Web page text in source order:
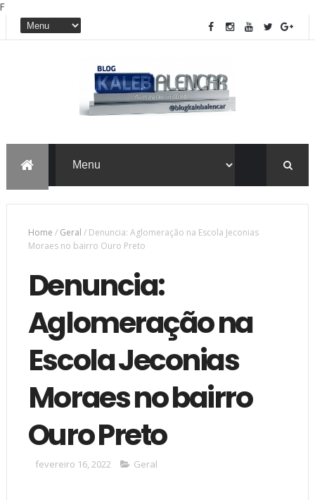
F
Home / Geral / Denuncia: Aglomeração na Escola Jeconias
Moraes no bairro Ouro Preto
Denuncia:
Aglomeração na
Escola Jeconias
Moraes no bairro
Ouro Preto
fevereiro 16, 2022 Geral